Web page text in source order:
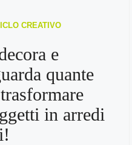
CREATIVO
e
quante
in arredi